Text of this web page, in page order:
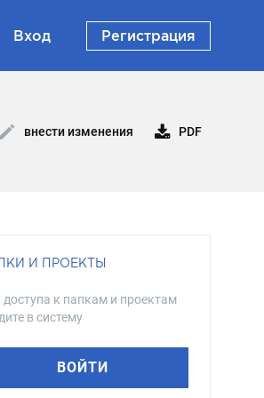
Вход Регистрация
внести изменения PDF
И ПРОЕКТЫ
к папкам и проектам
в систему
ВОЙТИ